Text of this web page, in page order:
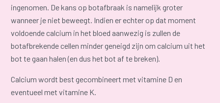
ingenomen. De kans op botafbraak is namelijk groter
wanneer je niet beweegt. Indien er echter op dat moment
voldoende calcium in het bloed aanwezig is zullen de
botafbrekende cellen minder geneigd zijn om calcium uit het
bot te gaan halen (en dus het bot af te breken).
Calcium wordt best gecombineert met vitamine D en
eventueel met vitamine K.